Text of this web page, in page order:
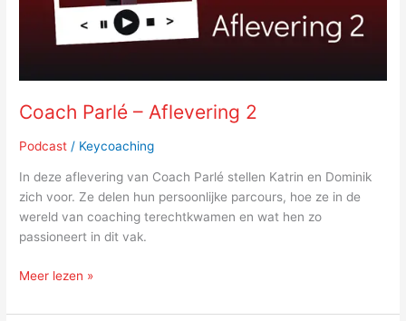
Coach Parlé – Aflevering 2
Podcast / Keycoaching
In deze aflevering van Coach Parlé stellen Katrin en Dominik
zich voor. Ze delen hun persoonlijke parcours, hoe ze in de
wereld van coaching terechtkwamen en wat hen zo
passioneert in dit vak.
Meer lezen »